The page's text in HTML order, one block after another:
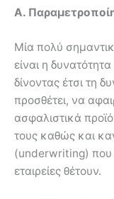
Α.
Μία πολύ
είναι η
δίνοντας έτσι τη
προσθέτει, να
ασφαλιστικά
τους καθώς και
(underwriting) που
εταιρείες θέτουν.